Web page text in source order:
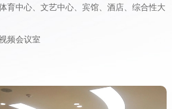
育中心、文艺中心、宾馆、酒店、综合性大
频会议室